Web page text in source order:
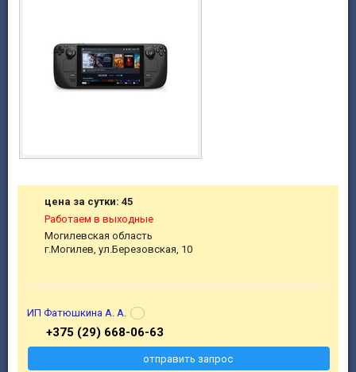
цена за сутки: 45
Работаем в выходные
Могилевская область
г.Могилев, ул.Березовская, 10
ИП Фатюшкина А. А.
+375 (29) 668-06-63
отправить запрос